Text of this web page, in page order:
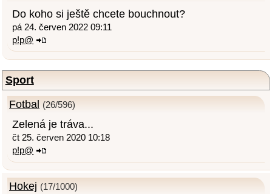
Do koho si ještě chcete bouchnout?
pá 24. červen 2022 09:11
p!p@
Sport
Fotbal (26/596)
Zelená je tráva...
čt 25. červen 2020 10:18
p!p@
Hokej (17/1000)